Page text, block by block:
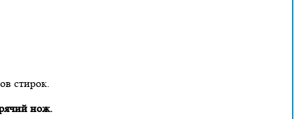
стирок.
нож.